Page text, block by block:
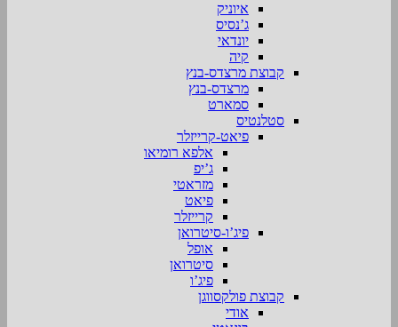
איוניק
ג’נסיס
יונדאי
קיה
קבוצת מרצדס-בנץ
מרצדס-בנץ
סמארט
סטלנטיס
פיאט-קרייזלר
אלפא רומיאו
ג’יפ
מזראטי
פיאט
קרייזלר
פיג’ו-סיטרואן
אופל
סיטרואן
פיג’ו
קבוצת פולקסווגן
אודי